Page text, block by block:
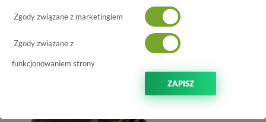
5-15200-39 845 Jeans
Zgody związane z marketingiem
Zgody związane z
funkcjonowaniem strony
ZAPISZ